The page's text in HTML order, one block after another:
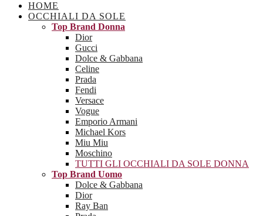
HOME
OCCHIALI DA SOLE
Top Brand Donna
Dior
Gucci
Dolce & Gabbana
Celine
Prada
Fendi
Versace
Vogue
Emporio Armani
Michael Kors
Miu Miu
Moschino
TUTTI GLI OCCHIALI DA SOLE DONNA
Top Brand Uomo
Dolce & Gabbana
Dior
Ray Ban